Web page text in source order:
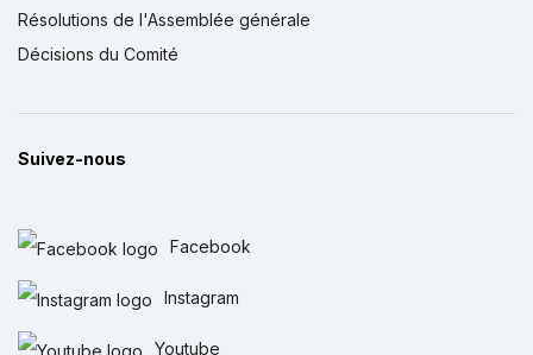
Résolutions de l'Assemblée générale
Décisions du Comité
Suivez-nous
Facebook
Instagram
Youtube